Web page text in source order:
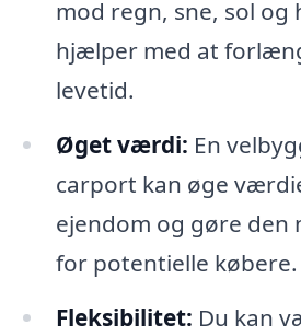
mod regn, sne, sol og
hjælper med at
levetid.
Øget værdi: En
carport kan øge
ejendom og gøre den
for potentielle købere.
Fleksibilitet: Du kan